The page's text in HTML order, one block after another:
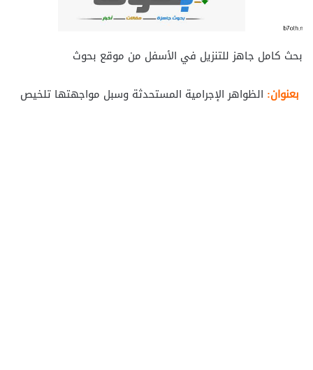
بحث كامل جاهز للتنزيل في الأسفل من موقع بحوث
بعنوان: الظواهر الإجرامية المستحدثة وسبل مواجهتها تلخيص